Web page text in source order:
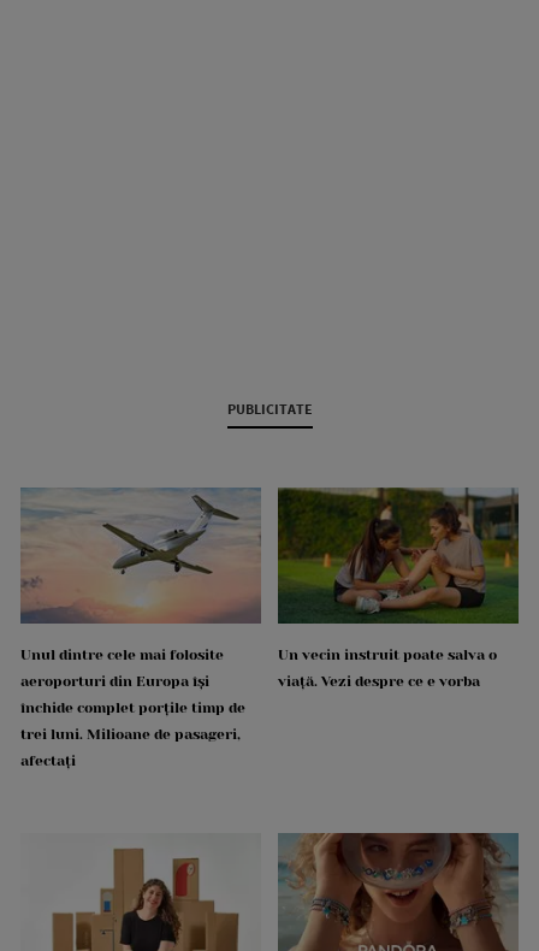
PUBLICITATE
Unul dintre cele mai folosite
aeroporturi din Europa își
închide complet porțile timp de
trei luni. Milioane de pasageri,
afectați
Un vecin instruit poate salva o
viață. Vezi despre ce e vorba